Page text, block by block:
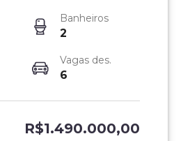
Banheiros
2
Vagas des.
6
R$1.490.000,00